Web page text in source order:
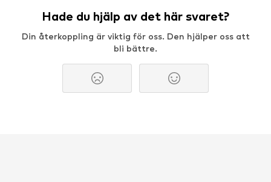
Hade du hjälp av det här svaret?
Din återkoppling är viktig för oss. Den hjälper oss att
bli bättre.